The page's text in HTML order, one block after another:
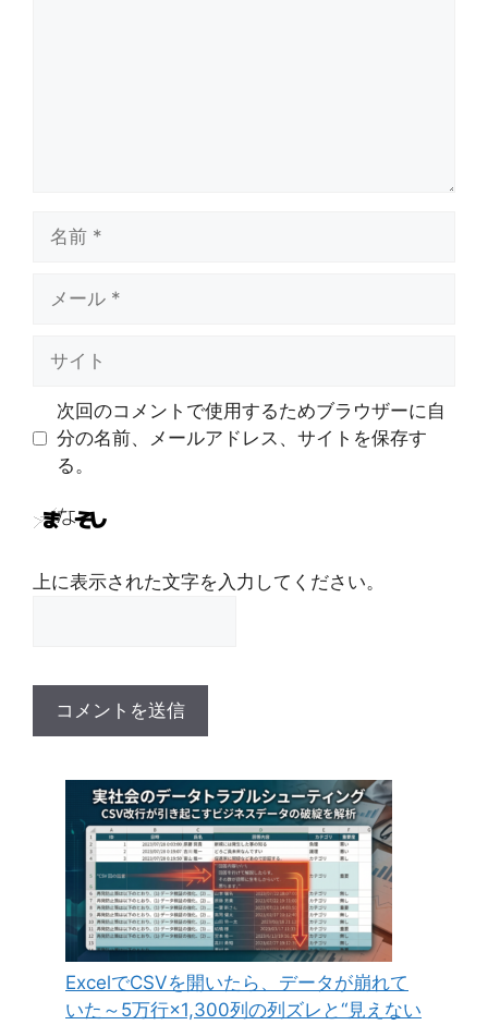
次回のコメントで使用するためブラウザーに自
分の名前、メールアドレス、サイトを保存す
る。
上に表示された文字を入力してください。
ExcelでCSVを開いたら、データが崩れて
いた～5万行×1,300列の列ズレと“見えない